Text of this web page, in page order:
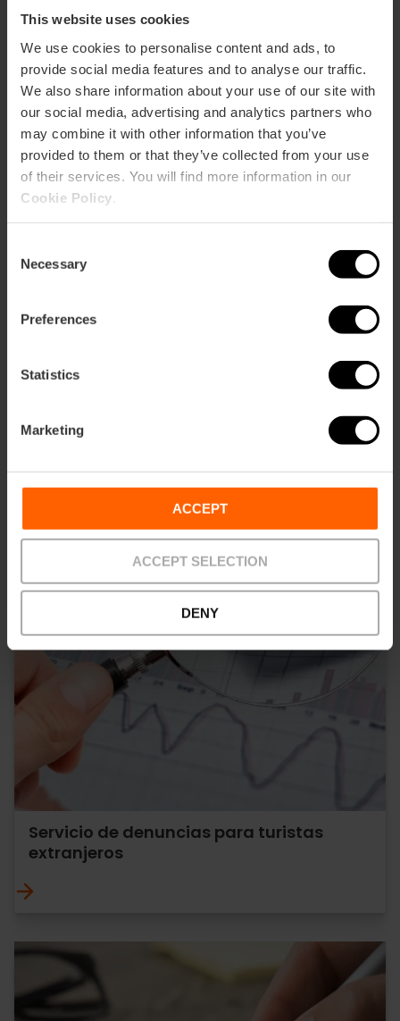
This website uses cookies
We use cookies to personalise content and ads, to
provide social media features and to analyse our traffic.
We also share information about your use of our site with
our social media, advertising and analytics partners who
may combine it with other information that you’ve
provided to them or that they’ve collected from your use
of their services. You will find more information in our
Cookie Policy
Selection
Necessary
Preferences
Statistics
Marketing
ACCEPT
ACCEPT SELECTION
DENY
Servicio de denuncias para turistas
extranjeros